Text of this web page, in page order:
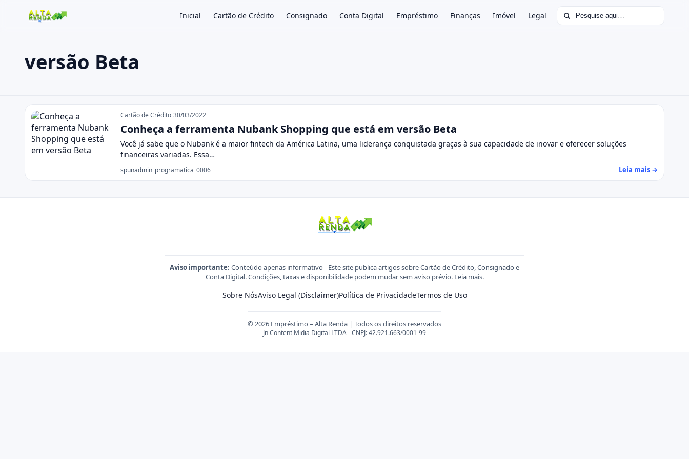
Inicial Cartão de Crédito Consignado Conta Digital Empréstimo Finanças Imóvel Legal Buscar por:
Buscar no site
Pressione Enter para buscar ou ESC para fechar.
versão Beta
versão Beta Cartão de Crédito 30/03/2022
Conheça a ferramenta Nubank Shopping que está em versão Beta
Você já sabe que o Nubank é a maior fintech da América Latina, uma liderança conquistada graças à sua capacidade de inovar e oferecer soluções
financeiras variadas. Essa…
spunadmin_programatica_0006 Leia mais →
Aviso importante: Conteúdo apenas informativo - Este site publica artigos sobre Cartão de Crédito, Consignado e
Conta Digital. Condições, taxas e disponibilidade podem mudar sem aviso prévio. Leia mais.
Sobre NósAviso Legal (Disclaimer)Política de PrivacidadeTermos de Uso
© 2026 Empréstimo – Alta Renda | Todos os direitos reservados
Jn Content Midia Digital LTDA - CNPJ: 42.921.663/0001-99